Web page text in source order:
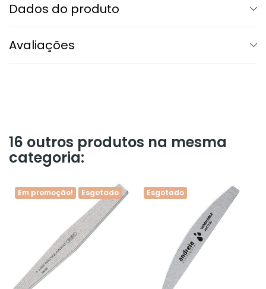
Dados do produto
Avaliações
16 outros produtos na mesma
categoria:
Em promoção! Esgotado Esgotado